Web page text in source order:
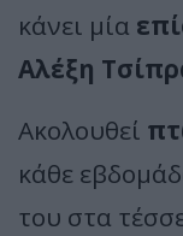
κάνει μία
Αλέξη
Ακολουθεί
κάθε
του στα